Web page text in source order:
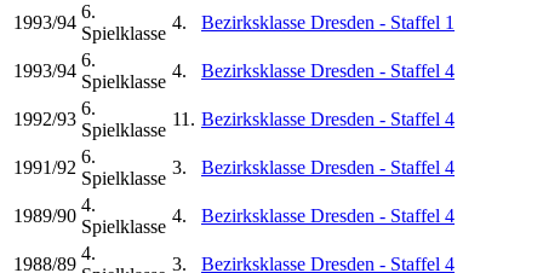
1993/94
6.
Spielklasse
4. Bezirksklasse Dresden - Staffel 1
1993/94
6.
Spielklasse
4. Bezirksklasse Dresden - Staffel 4
1992/93
6.
Spielklasse
11. Bezirksklasse Dresden - Staffel 4
1991/92
6.
Spielklasse
3. Bezirksklasse Dresden - Staffel 4
1989/90
4.
Spielklasse
4. Bezirksklasse Dresden - Staffel 4
1988/89
4.
3. Bezirksklasse Dresden - Staffel 4